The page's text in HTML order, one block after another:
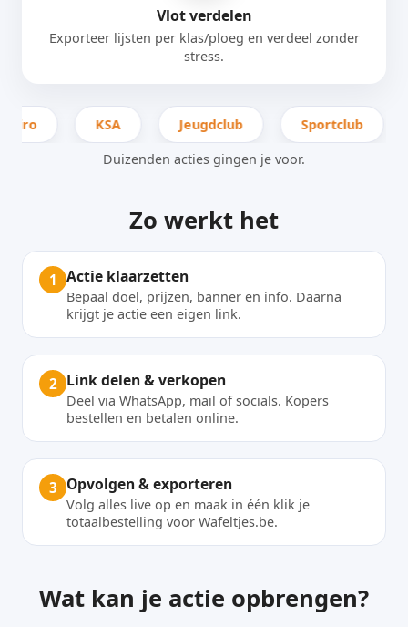
Vlot verdelen
Exporteer lijsten per klas/ploeg en verdeel zonder
stress.
KSA Jeugdclub
Sportclub
Duizenden acties gingen je voor.
Zo werkt het
1 Actie klaarzetten
Bepaal doel, prijzen, banner en info. Daarna
krijgt je actie een eigen link.
2 Link delen & verkopen
Deel via WhatsApp, mail of socials. Kopers
bestellen en betalen online.
3 Opvolgen & exporteren
Volg alles live op en maak in één klik je
totaalbestelling voor Wafeltjes.be.
Wat kan je actie opbrengen?